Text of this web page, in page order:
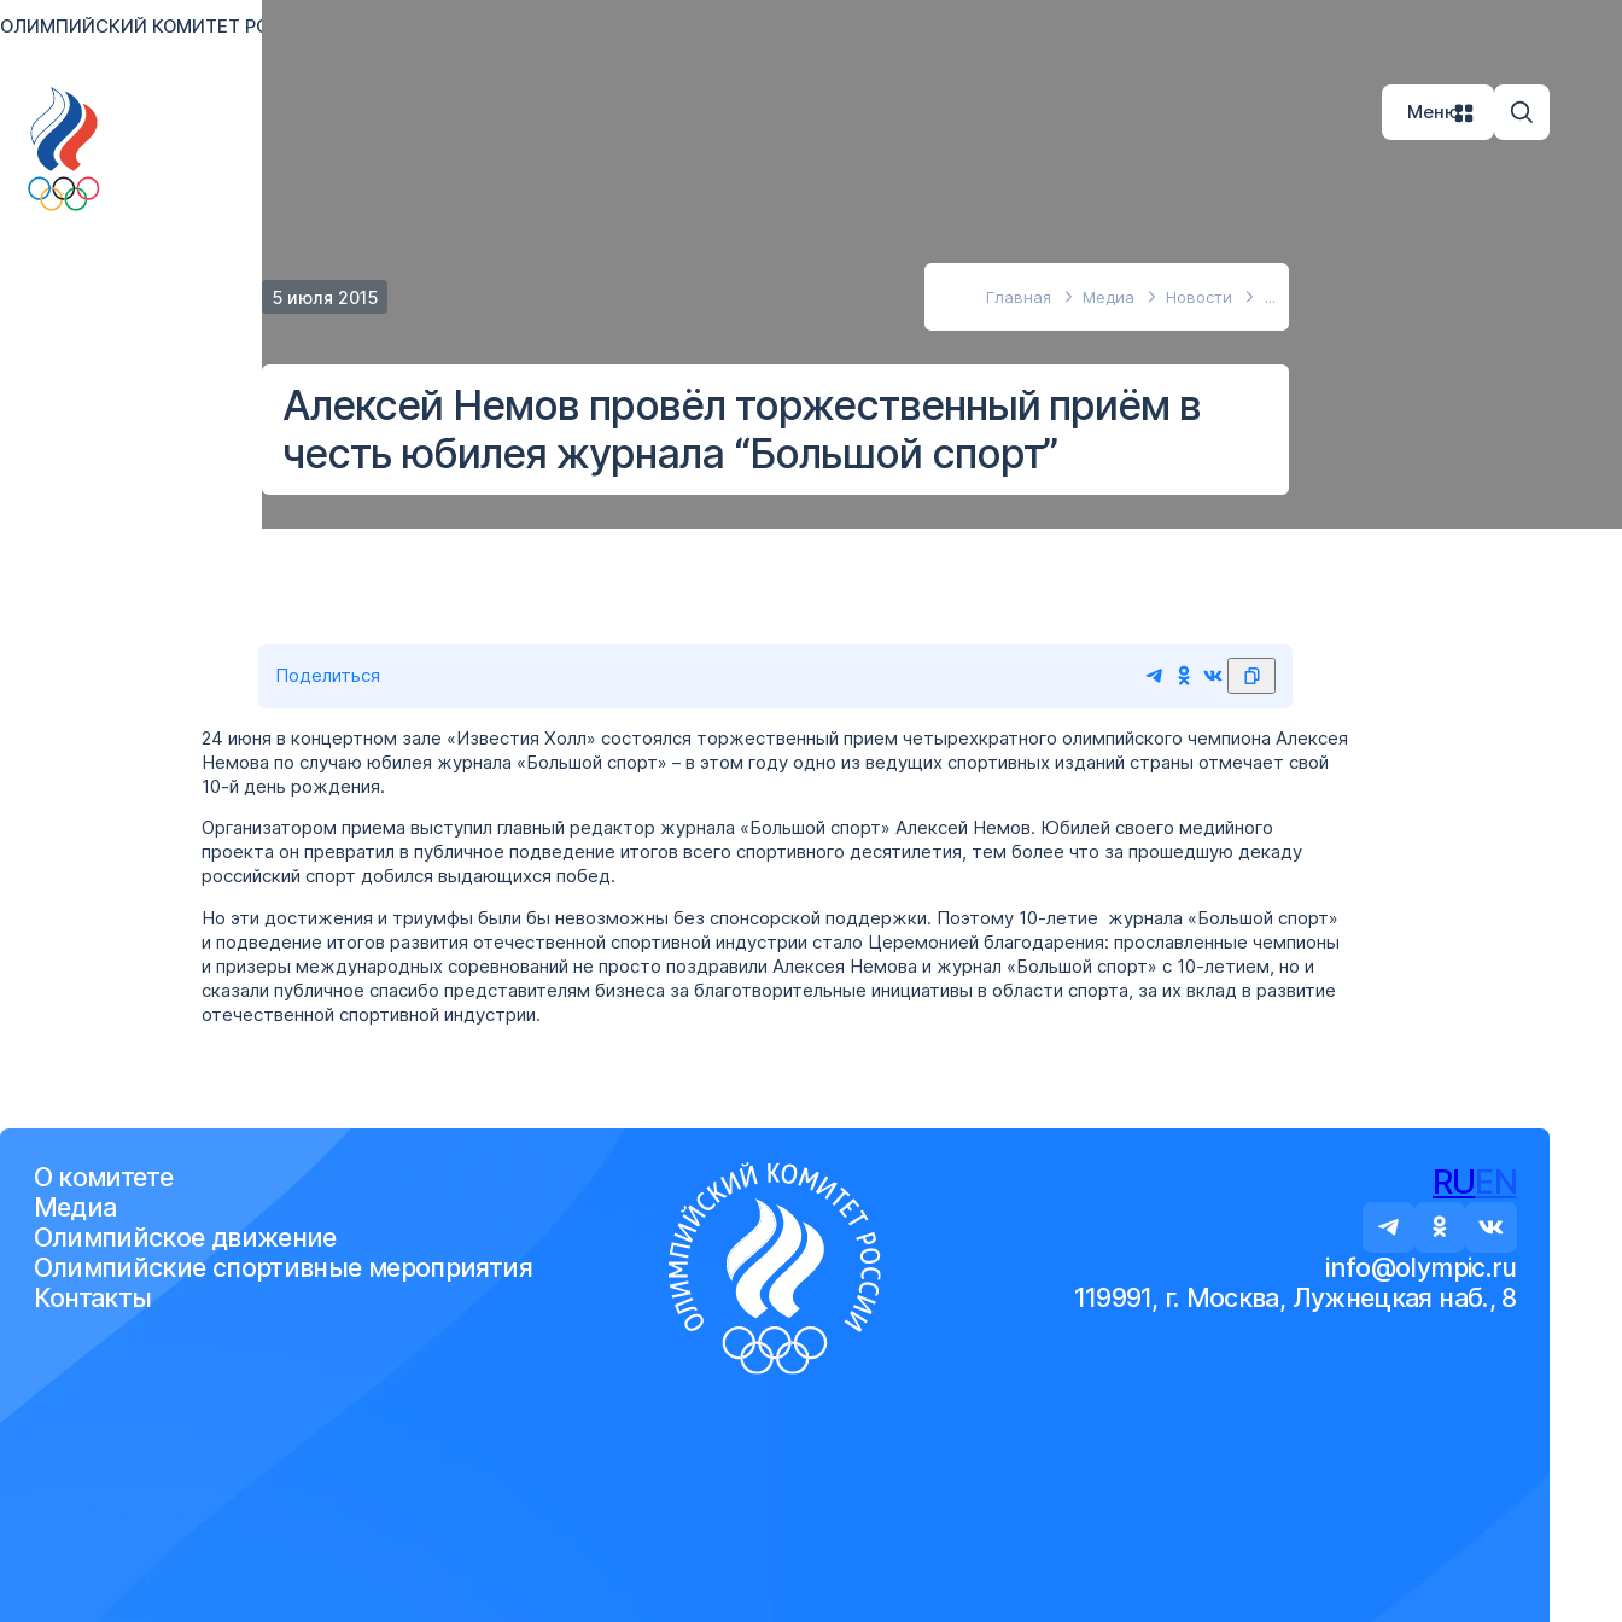
ОЛИМПИЙСКИЙ КОМИТЕТ РОССИИ
Меню
5 июля 2015 Главная Медиа Новости
Алексей Немов провёл торжественный приём в
честь юбилея журнала “Большой спорт”
Поделиться
24 июня в концертном зале «Известия Холл» состоялся торжественный прием четырехкратного олимпийского чемпиона Алексея
Немова по случаю юбилея журнала «Большой спорт» – в этом году одно из ведущих спортивных изданий страны отмечает свой
10-й день рождения.
Организатором приема выступил главный редактор журнала «Большой спорт» Алексей Немов. Юбилей своего медийного
проекта он превратил в публичное подведение итогов всего спортивного десятилетия, тем более что за прошедшую декаду
российский спорт добился выдающихся побед.
Но эти достижения и триумфы были бы невозможны без спонсорской поддержки. Поэтому 10-летие журнала «Большой спорт»
и подведение итогов развития отечественной спортивной индустрии стало Церемонией благодарения: прославленные чемпионы
и призеры международных соревнований не просто поздравили Алексея Немова и журнал «Большой спорт» с 10-летием, но и
сказали публичное спасибо представителям бизнеса за благотворительные инициативы в области спорта, за их вклад в развитие
отечественной спортивной индустрии.
О комитете
Медиа
Олимпийское движение
Олимпийские спортивные мероприятия
Контакты
RUEN
info@olympic.ru
119991, г. Москва, Лужнецкая наб., 8